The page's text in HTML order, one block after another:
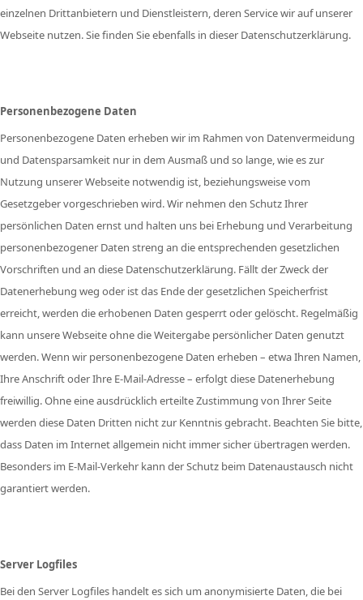
einzelnen Drittanbietern und Dienstleistern, deren Service wir auf unserer
Webseite nutzen. Sie finden Sie ebenfalls in dieser Datenschutzerklärung.
Personenbezogene Daten
Personenbezogene Daten erheben wir im Rahmen von Datenvermeidung
und Datensparsamkeit nur in dem Ausmaß und so lange, wie es zur
Nutzung unserer Webseite notwendig ist, beziehungsweise vom
Gesetzgeber vorgeschrieben wird. Wir nehmen den Schutz Ihrer
persönlichen Daten ernst und halten uns bei Erhebung und Verarbeitung
personenbezogener Daten streng an die entsprechenden gesetzlichen
Vorschriften und an diese Datenschutzerklärung. Fällt der Zweck der
Datenerhebung weg oder ist das Ende der gesetzlichen Speicherfrist
erreicht, werden die erhobenen Daten gesperrt oder gelöscht. Regelmäßig
kann unsere Webseite ohne die Weitergabe persönlicher Daten genutzt
werden. Wenn wir personenbezogene Daten erheben – etwa Ihren Namen,
Ihre Anschrift oder Ihre E-Mail-Adresse – erfolgt diese Datenerhebung
freiwillig. Ohne eine ausdrücklich erteilte Zustimmung von Ihrer Seite
werden diese Daten Dritten nicht zur Kenntnis gebracht. Beachten Sie bitte,
dass Daten im Internet allgemein nicht immer sicher übertragen werden.
Besonders im E-Mail-Verkehr kann der Schutz beim Datenaustausch nicht
garantiert werden.
Server Logfiles
Bei den Server Logfiles handelt es sich um anonymisierte Daten, die bei